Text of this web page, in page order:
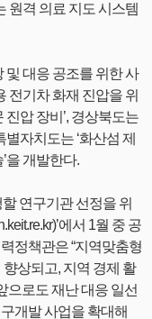
원격 의료 지도 시스템
및 대응 공조를 위한 사
전기차 화재 진압을 위
압 장비’, 경상북도는
자치도는 ‘화산섬 제
을 개발한다.
연구기관 선정을 위
에서 1월 중 공
정책관은 “지역맞춤형
상되고, 지역 경제 활
으로도 재난 대응 일선
개발 사업을 확대해